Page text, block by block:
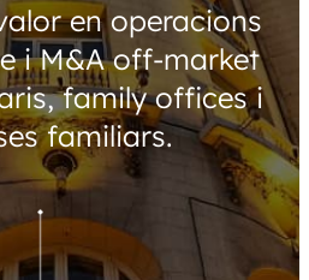
en operacions
i M&A off-market
family offices i
familiars.